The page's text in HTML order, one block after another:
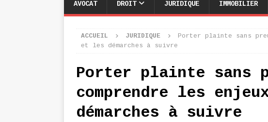
AVOCAT DROIT JURIDIQUE IMMOBILIER
ACCUEIL JURIDIQUE
Porter plainte sans
et les démarches à suivre
Porter plainte sans
comprendre les
démarches à suivre